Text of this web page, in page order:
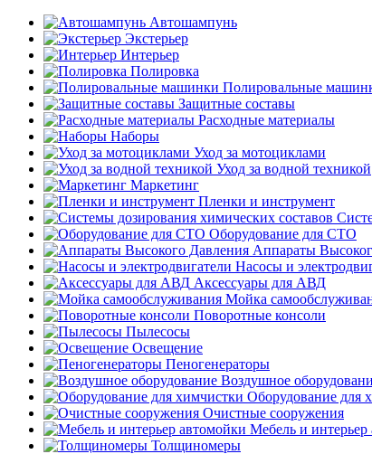
Автошампунь
Экстерьер
Интерьер
Полировка
Полировальные
Защитные составы
Расходные материалы
Наборы
Уход за мотоциклами
Уход за водной техникой
Маркетинг
Пленки и инструмент
Оборудование для СТО
Аппараты
Насосы и
Аксессуары для АВД
Мойка
Поворотные консоли
Пылесосы
Освещение
Пеногенераторы
Воздушное
Оборудование для
Очистные сооружения
Мебель и интерьер
Толщиномеры